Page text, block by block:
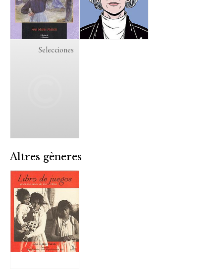
Selecciones
Altres gèneres